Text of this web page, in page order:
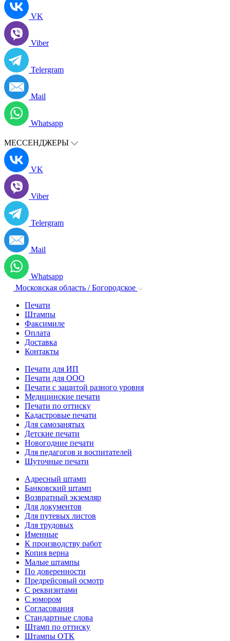
VK
Viber
Telergram
Mail
Whatsapp
МЕССЕНДЖЕРЫ
VK
Viber
Telergram
Mail
Whatsapp
Московская область / Богородское
Печати
Штампы
Факсимиле
Оплата
Доставка
Контакты
Печати для ИП
Печати для ООО
Печати с защитой разного уровня
Медицинские печати
Печати по оттиску
Кадастровые печати
Для самозанятых
Детские печати
Новогодние печати
Для педагогов и воспитателей
Шуточные печати
Адресный штамп
Банковский штамп
Возвратный экземляр
Для документов
Для путевых листов
Для трудовых
Именные
К производству работ
Копия верна
Малые штампы
По доверенности
Предрейсовый осмотр
С реквизитами
С юмором
Согласования
Стандартные слова
Штамп по оттиску
Штампы ОТК